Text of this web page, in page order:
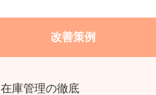
改善策例
在庫管理の徹底